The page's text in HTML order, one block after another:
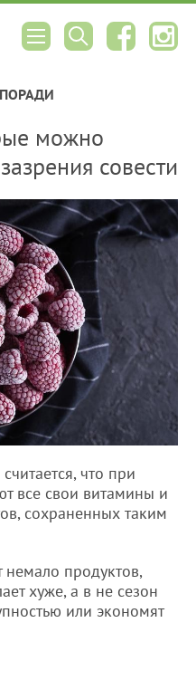
ПОРАДИ
можно
совести
что при
все свои витамины и
сохраненных таким
немало продуктов,
хуже, а в не сезон
или экономят